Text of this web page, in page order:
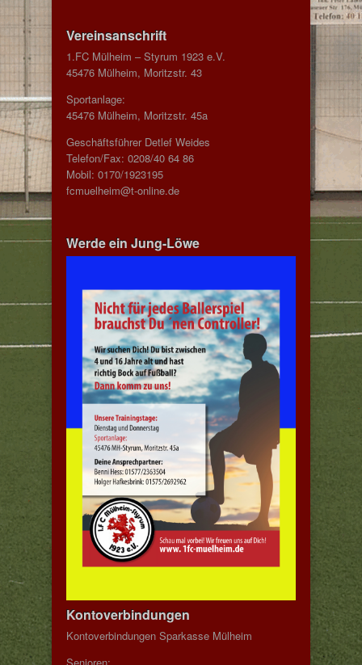
Vereinsanschrift
1.FC Mülheim – Styrum 1923 e.V.
45476 Mülheim, Moritzstr. 43
Sportanlage:
45476 Mülheim, Moritzstr. 45a
Geschäftsführer Detlef Weides
Telefon/Fax: 0208/40 64 86
Mobil: 0170/1923195
fcmuelheim@t-online.de
Werde ein Jung-Löwe
Kontoverbindungen
Kontoverbindungen Sparkasse Mülheim
Senioren: